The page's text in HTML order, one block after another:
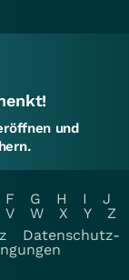
und
F G H I
J
V W X Y
Z
Datenschutz-